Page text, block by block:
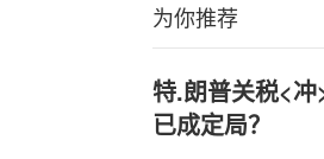
为你推荐
特.朗普关税<
已成定局？